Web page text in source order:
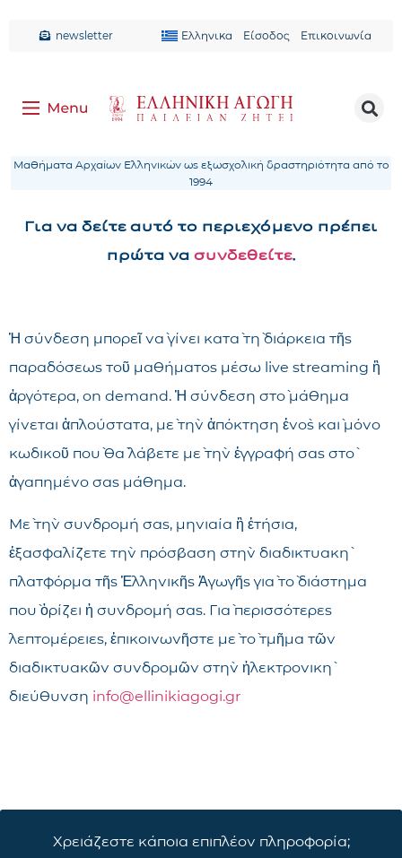
newsletter Ελληνικα Είσοδος Επικοινωνία
Μαθήματα Αρχαίων Ελληνικών ως εξωσχολική δραστηριότητα από το
1994
Για να δείτε αυτό το περιεχόμενο πρέπει
πρώτα να συνδεθείτε.
Ἡ σύνδεση μπορεῖ νὰ γίνει κατὰ τὴ διάρκεια τῆς
παραδόσεως τοῦ μαθήματος μέσω live streaming ἢ
ἀργότερα, on demand. Ἡ σύνδεση στὸ μάθημα
γίνεται ἁπλούστατα, μὲ τὴν ἀπόκτηση ἑνὸς καὶ μόνο
κωδικοῦ ποὺ θὰ λάβετε μὲ τὴν ἐγγραφή σας στὸ
ἀγαπημένο σας μάθημα.
Μὲ τὴν συνδρομή σας, μηνιαία ἢ ἐτήσια,
ἐξασφαλίζετε τὴν πρόσβαση στὴν διαδικτυακὴ
πλατφόρμα τῆς Ἑλληνικῆς Ἀγωγῆς γιὰ τὸ διάστημα
ποὺ ὁρίζει ἡ συνδρομή σας. Γιὰ περισσότερες
λεπτομέρειες, ἐπικοινωνῆστε μὲ τὸ τμῆμα τῶν
διαδικτυακῶν συνδρομῶν στὴν ἠλεκτρονικὴ
διεύθυνση info@ellinikiagogi.gr
Χρειάζεστε κάποια επιπλέον πληροφορία;